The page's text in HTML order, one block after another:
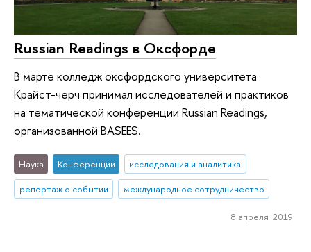
Russian Readings в Оксфорде
В марте колледж оксфордского университета
Крайст-черч принимал исследователей и практиков
на тематической конференции Russian Readings,
организованной BASEES.
Наука Конференции
исследования и аналитика
репортаж о событии
международное сотрудничество
8 апреля 2019